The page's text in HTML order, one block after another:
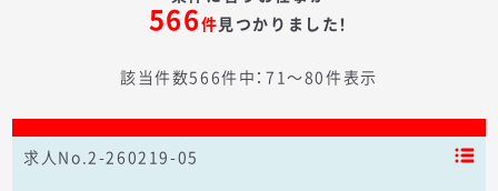
566件見つかりました！
該当件数566件中：71〜80件表示
求人No.2-260219-05